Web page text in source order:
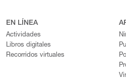
EN LÍNEA
Actividades
Libros digitales
Recorridos virtuales